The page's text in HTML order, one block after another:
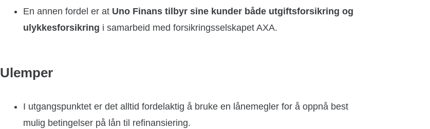
En annen fordel er at Uno Finans tilbyr sine kunder både utgiftsforsikring og
ulykkesforsikring i samarbeid med forsikringsselskapet AXA.
Ulemper
I utgangspunktet er det alltid fordelaktig å bruke en lånemegler for å oppnå best
mulig betingelser på lån til refinansiering.